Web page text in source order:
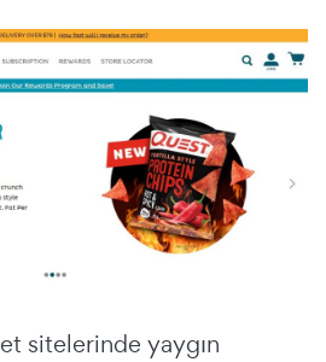
sitelerinde yaygın